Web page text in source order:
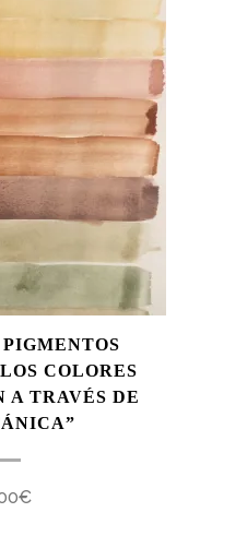
COLORES
A TRAVÉS DE
€